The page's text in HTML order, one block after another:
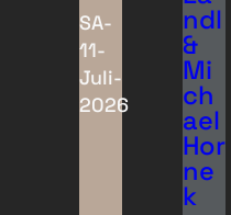
SA-
11-
Juli-
2026
ndl
&
Mi
ch
ael
Hor
ne
k